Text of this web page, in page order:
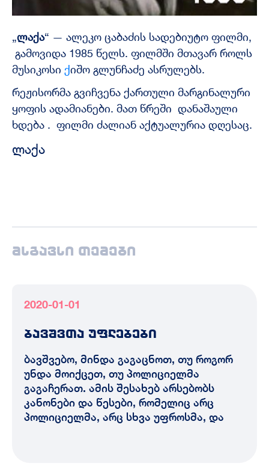
„ლაქა“ — ალეკო ცაბაძის სადებიუტო ფილმი,
გამოვიდა 1985 წელს. ფილმში მთავარ როლს
მუსიკოსი ქიშო გლუნჩაძე ასრულებს.
რეჟისორმა გვიჩვენა ქართული მარგინალური
ყოფის ადამიანები. მათ წრეში დანაშაული
ხდება . ფილმი ძალიან აქტუალურია დღესაც.
ლაქა
მსგავსი თემები
2020-01-01
ბავშვთა უფლებები
ბავშვებო, მინდა გაგაცნოთ, თუ როგორ
უნდა მოიქცეთ, თუ პოლიციელმა
გაგაჩერათ. ამის შესახებ არსებობს
კანონები და წესები, რომელიც არც
პოლიციელმა, არც სხვა უფროსმა, და